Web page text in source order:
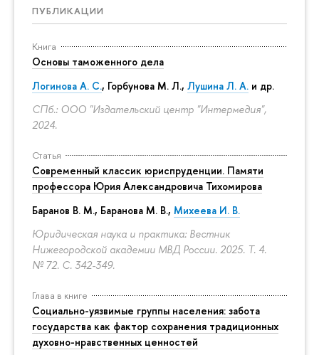
ПУБЛИКАЦИИ
Книга
Основы таможенного дела
Логинова А. С., Горбунова М. Л., Лушина Л. А. и др.
СПб.: ООО "Издательский центр "Интермедия",
2024.
Статья
Современный классик юриспруденции. Памяти
профессора Юрия Александровича Тихомирова
Баранов В. М., Баранова М. В., Михеева И. В.
Юридическая наука и практика: Вестник
Нижегородской академии МВД России. 2025. Т. 4.
№ 72. С. 342-349.
Глава в книге
Социально-уязвимые группы населения: забота
государства как фактор сохранения традиционных
духовно-нравственных ценностей